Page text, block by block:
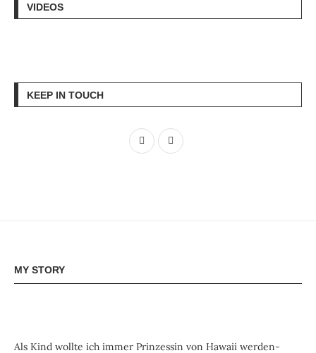
VIDEOS
KEEP IN TOUCH
MY STORY
Als Kind wollte ich immer Prinzessin von Hawaii werden-